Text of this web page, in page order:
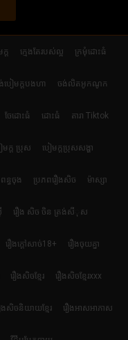
ដ ក្មេងតែរបស់ល្អ ក្រមុំដោះធំ
បៀមក្តបងហា ចង់លិតអូកណូក
ចែដោះធំ ដោះធំ តារា Tiktok
មក្ដ ប្រុស បៀមក្តប្រុសសង្ហា
ពន្ធចុង ប្រភពរឿងសិច ម៉ាស្សា
រឿង សិច ចិន ត្រង់សីុស
រឿងក្ដៅសាច់18+ រឿងចុយគ្នា
រឿងសិចខ្មែរ រឿងសិចខ្មែរxxx
ងសិចនិយាយខ្មែរ រឿងអាសអាភាស